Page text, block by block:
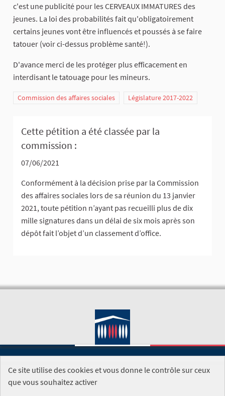
c'est une publicité pour les CERVEAUX IMMATURES des
jeunes. La loi des probabilités fait qu'obligatoirement
certains jeunes vont être influencés et poussés à se faire
tatouer (voir ci-dessus problème santé!).
D'avance merci de les protéger plus efficacement en
interdisant le tatouage pour les mineurs.
Commission des affaires sociales Législature 2017-2022
Cette pétition a été classée par la
commission :
07/06/2021
Conformément à la décision prise par la Commission
des affaires sociales lors de sa réunion du 13 janvier
2021, toute pétition n’ayant pas recueilli plus de dix
mille signatures dans un délai de six mois après son
dépôt fait l’objet d’un classement d’office.
SITE DE L'ASSEMBLÉE NATIONALE
Ce site utilise des cookies et vous donne le contrôle sur ceux
que vous souhaitez activer